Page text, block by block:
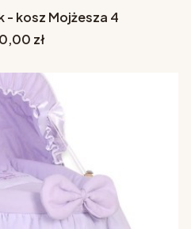
- kosz Mojżesza 4
zł